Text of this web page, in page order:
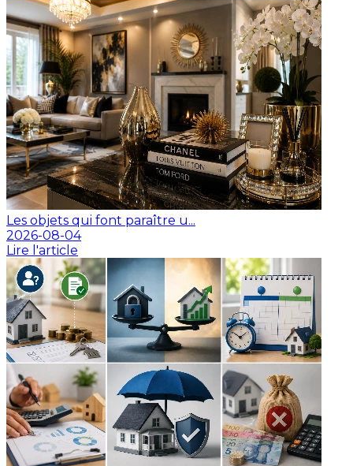
Les objets qui font paraître u...
2026-08-04
Lire l'article